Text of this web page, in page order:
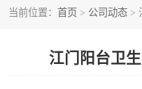
当前位置： 首页 > 公司动态 >
江门阳台卫